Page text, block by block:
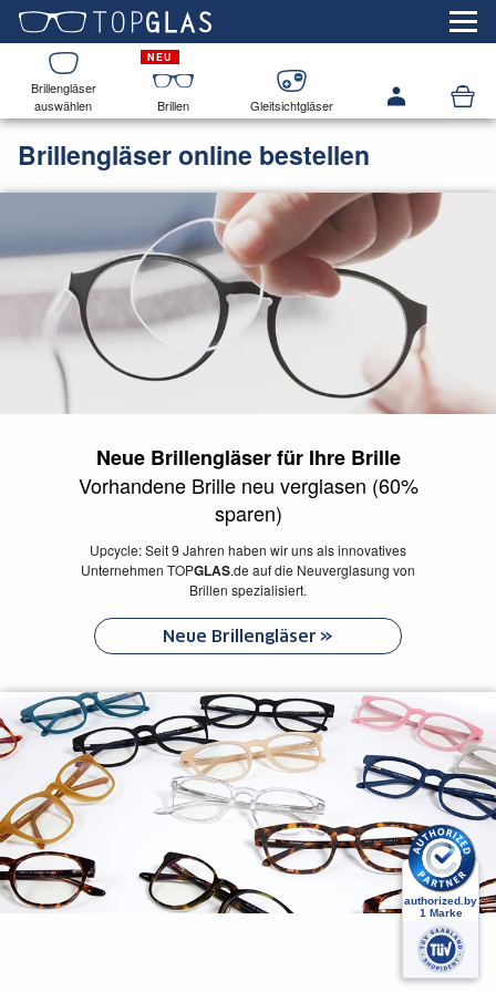
Brillengläser
auswählen
Brillen Gleitsichtgläser
Brillengläser online bestellen
Neue Brillengläser für Ihre Brille
Vorhandene Brille neu verglasen (60%
sparen)
Upcycle: Seit 9 Jahren haben wir uns als innovatives
Unternehmen TOPGLAS.de auf die Neuverglasung von
Brillen spezialisiert.
Neue Brillengläser
Brille inkl. Gläser mit Sehstärke ab 59€